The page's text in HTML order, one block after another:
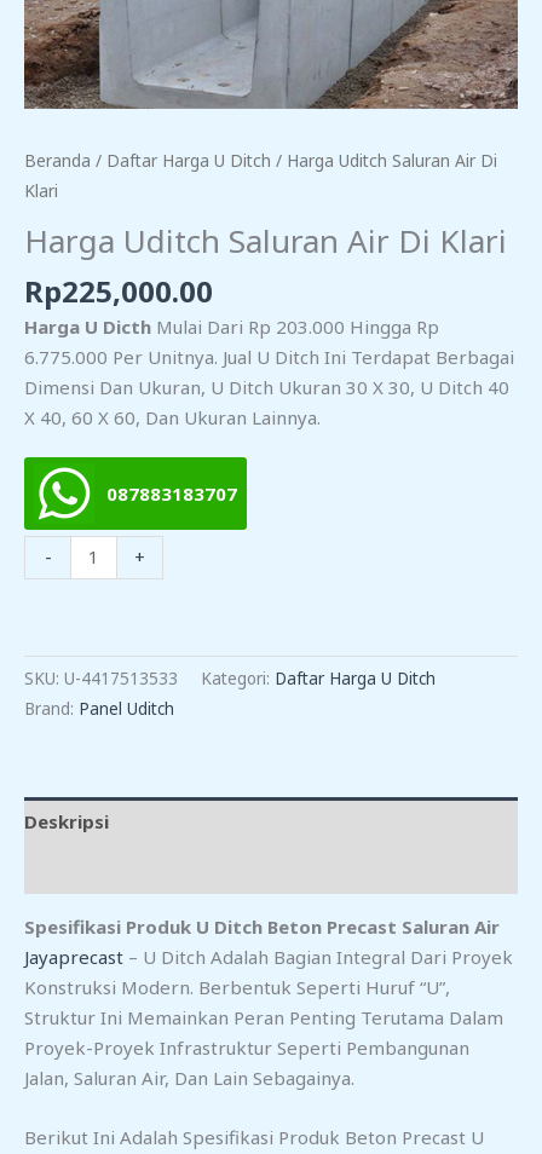
Beranda / Daftar Harga U Ditch / Harga Uditch Saluran Air Di
Klari
Harga Uditch Saluran Air Di Klari
Rp225,000.00
Harga U Dicth Mulai Dari Rp 203.000 Hingga Rp
6.775.000 Per Unitnya. Jual U Ditch Ini Terdapat Berbagai
Dimensi Dan Ukuran, U Ditch Ukuran 30 X 30, U Ditch 40
X 40, 60 X 60, Dan Ukuran Lainnya.
087883183707
-
Kuantitas
Harga
Air
Di
+
SKU: U-4417513533 Kategori: Daftar Harga U Ditch
Brand: Panel Uditch
Deskripsi
Spesifikasi Produk U Ditch Beton Precast Saluran Air
Jayaprecast – U Ditch Adalah Bagian Integral Dari Proyek
Konstruksi Modern. Berbentuk Seperti Huruf “U”,
Struktur Ini Memainkan Peran Penting Terutama Dalam
Proyek-Proyek Infrastruktur Seperti Pembangunan
Jalan, Saluran Air, Dan Lain Sebagainya.
Berikut Ini Adalah Spesifikasi Produk Beton Precast U